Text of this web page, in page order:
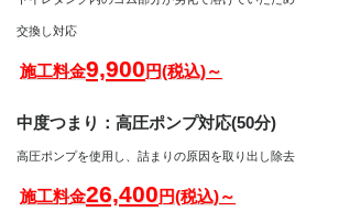
交換し対応
施工料金9,900円(税込)～
中度つまり：高圧ポンプ対応(50分)
高圧ポンプを使用し、詰まりの原因を取り出し除去
施工料金26,400円(税込)～